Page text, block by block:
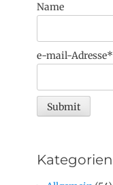
Name
e-mail-Adresse*
Kategorien